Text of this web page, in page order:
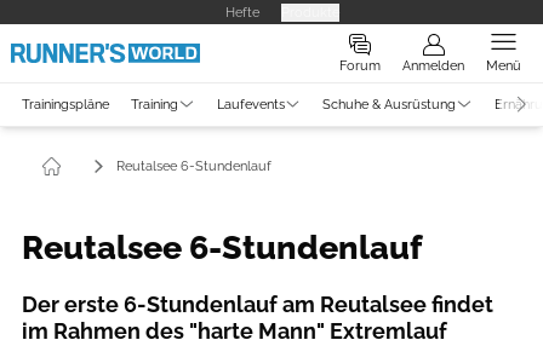
Hefte
Forum Anmelden Menü
Trainingspläne Training Laufevents Schuhe & Ausrüstung
Reutalsee 6-Stundenlauf
Reutalsee 6-Stundenlauf
Der erste 6-Stundenlauf am Reutalsee findet
im Rahmen des "harte Mann" Extremlauf